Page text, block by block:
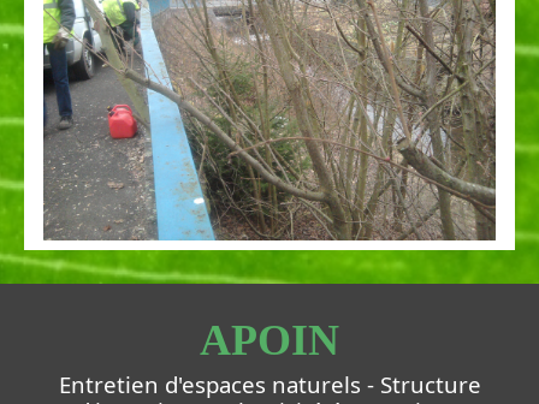
APOIN
Entretien d'espaces naturels - Structure